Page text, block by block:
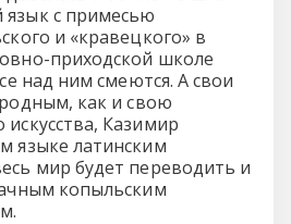
с примесью
и «кравецкого» в
приходской школе
над ним смеются. А свои
как и свою
Казимир
языке латинским
мир будет переводить и
копыльским